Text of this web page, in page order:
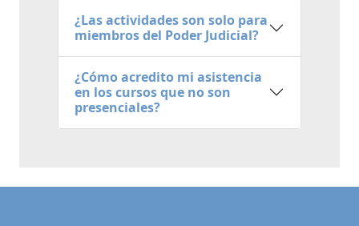
¿Las actividades son solo para
miembros del Poder Judicial?
¿Cómo acredito mi asistencia
en los cursos que no son
presenciales?